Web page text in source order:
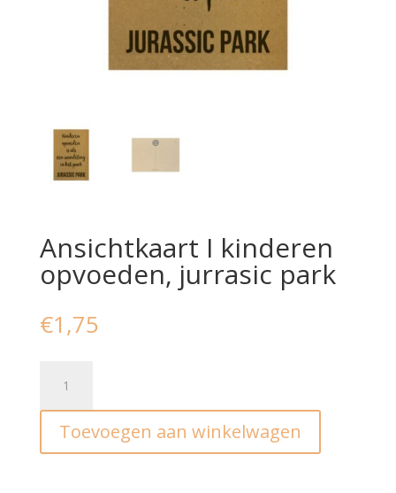
Ansichtkaart I kinderen
opvoeden, jurrasic park
€1,75
kinderen
opvoeden,
jurrasic
Toevoegen aan winkelwagen